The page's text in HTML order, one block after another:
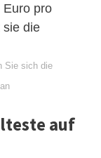
Euro pro
sie die
Sie sich die
auf